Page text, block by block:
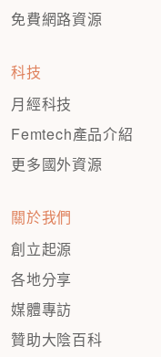
免費網路資源
科技
月經科技
Femtech產品介紹
更多國外資源
關於我們
創立起源
各地分享
媒體專訪
贊助大陰百科